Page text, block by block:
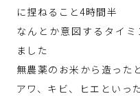
に捏ねること4時間半
なんとか意図するタイ
ました
無農薬のお米から造った
アワ、キビ、ヒエといっ